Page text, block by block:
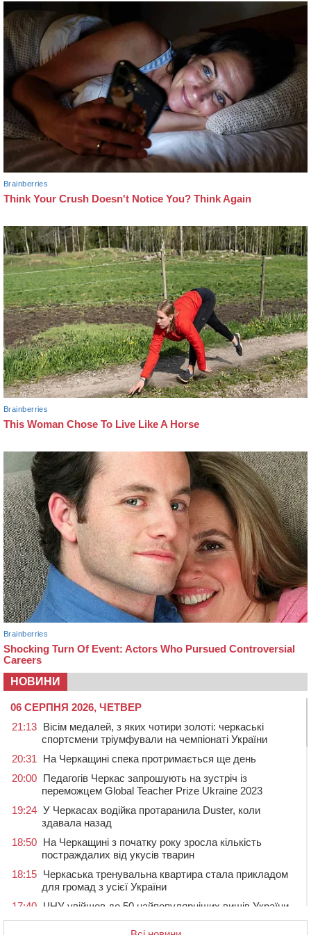
НОВИНИ
06 СЕРПНЯ 2026, ЧЕТВЕР
21:13
Вісім медалей, з яких чотири золоті: черкаські
спортсмени тріумфували на чемпіонаті України
20:31
На Черкащині спека протримається ще день
20:00
Педагогів Черкас запрошують на зустріч із
переможцем Global Teacher Prize Ukraine 2023
19:24 У Черкасах водійка протаранила Duster, коли
здавала назад
18:50
На Черкащині з початку року зросла кількість
постраждалих від укусів тварин
18:15 Черкаська тренувальна квартира стала прикладом
для громад з усієї України
17:40 ЧНУ увійшов до 50 найпопулярніших вишів України
серед вступників